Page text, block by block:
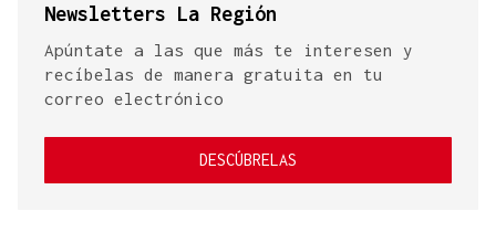
Newsletters La Región
Apúntate a las que más te interesen y
recíbelas de manera gratuita en tu
correo electrónico
DESCÚBRELAS